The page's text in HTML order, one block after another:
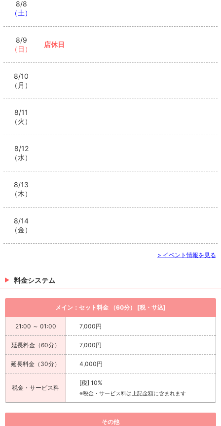
8/8
（土）
8/9
（日）
店休日
8/10
（月）
8/11
（火）
8/12
（水）
8/13
（木）
8/14
（金）
> イベント情報を見る
料金システム
メイン：セット料金 （60分） [税・サ込]
21:00 ～ 01:00 7,000円
延長料金（60分） 7,000円
延長料金（30分） 4,000円
税金・サービス料
[税] 10%
※税金・サービス料は上記金額に含まれます
その他